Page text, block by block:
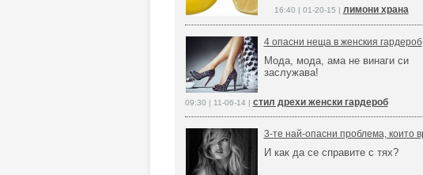
16:40 | 01-20-15 | лимони храна
4 опасни неща в женския гардероб
Мода, мода, ама не винаги си
заслужава!
09:30 | 11-06-14 | стил дрехи женски гардероб
3-те най-опасни проблема, които
И как да се справите с тях?